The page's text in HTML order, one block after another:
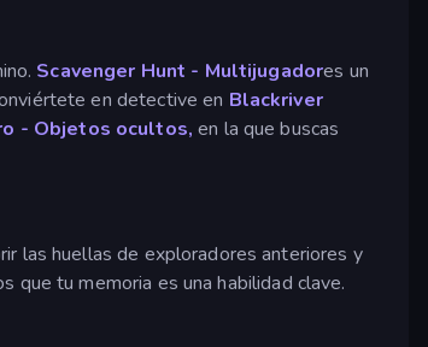
Scavenger Hunt - Multijugadores un
en detective en Blackriver
- Objetos ocultos, en la que buscas
las huellas de exploradores anteriores y
que tu memoria es una habilidad clave.